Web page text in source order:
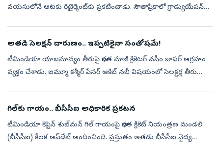
వయసులోనే ఆటకు రిటైర్మెంట్‌కు ప్రకటించాడు. సౌతాఫ్రికాలో గ్రాడ్యుయేషన్‌
అతడి సెలక్షన్‌ దారుణం.. ఇప్పటికైనా సంతోషమే!
టీమిండియా యాజమాన్యం తీరుపై భారత మాజీ క్రికెటర్‌ వసీం జాఫర్‌ ఆగ్రహం
వ్యక్తం చేశాడు. జమ్మూ కశ్మీర్‌ పేసర్‌ ఆకిబ్‌ నబీ విషయంలో సెలక్టర్ల తీరు
గిల్‌కు గాయం.. బీసీసీఐ అధికారిక ప్రకటన
టీమిండియా కెప్టెన్‌ శుబ్‌మన్‌ గిల్‌ గాయంపై భారత క్రికెట్‌ నియంత్రణ మండలి
(బీసీసీఐ) కీలక అప్‌డేట్‌ అందించింది. ప్రస్తుతం అతడు బీసీసీఐ వైద్య